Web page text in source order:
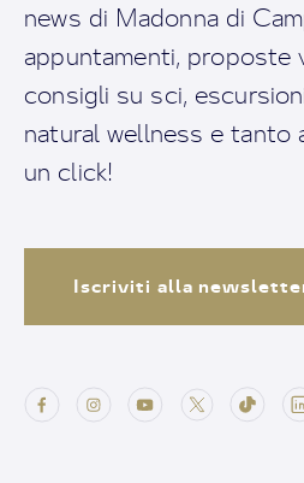
news di Madonna di
appuntamenti, proposte
consigli su sci,
natural wellness e
un click!
Iscriviti alla